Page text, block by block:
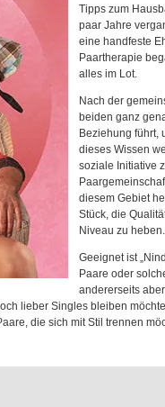
Tipps zum
paar Jahre
eine handfeste
Paartherapie
alles im Lot.
Nach der
beiden ganz
Beziehung führt,
dieses Wissen
soziale Initiative
diesem Gebiet
Stück, die
Niveau zu heben.
Geeignet ist
Paare oder
andererseits
lieber Singles bleiben
die sich mit Stil trennen